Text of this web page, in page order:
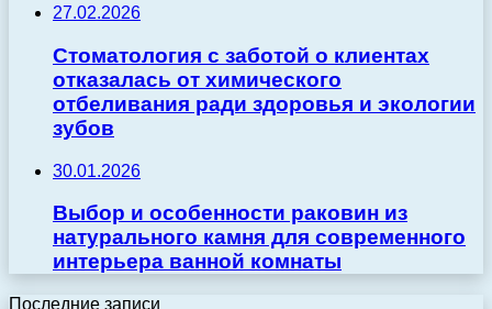
27.02.2026
Стоматология с заботой о клиентах
отказалась от химического
отбеливания ради здоровья и экологии
зубов
30.01.2026
Выбор и особенности раковин из
натурального камня для современного
интерьера ванной комнаты
Последние записи